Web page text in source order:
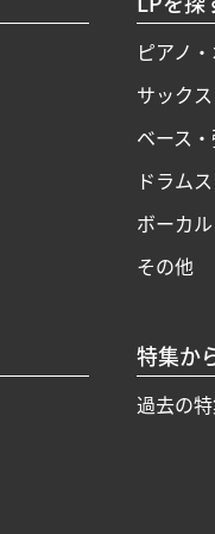
ピアノ
サック
ベース
ドラム
ボーカル
その他
特集か
過去の